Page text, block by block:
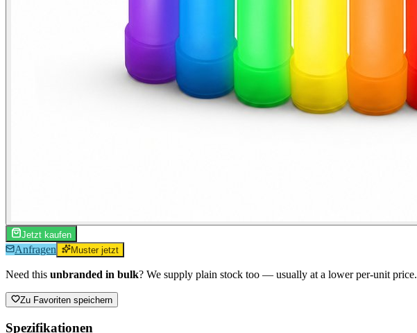
Jetzt kaufen
Anfragen Muster jetzt
Need this unbranded in bulk? We supply plain stock too — usually at a lower per-unit price.
Zu Favoriten speichern
Spezifikationen